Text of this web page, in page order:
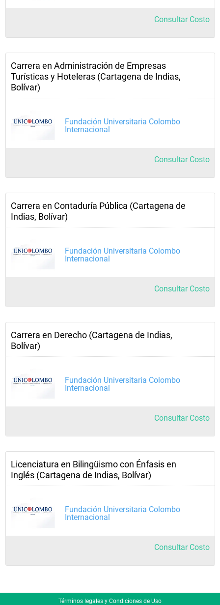
Consultar Costo
Carrera en Administración de Empresas
Turísticas y Hoteleras (Cartagena de Indias,
Bolívar)
Fundación Universitaria Colombo
Internacional
Consultar Costo
Carrera en Contaduría Pública (Cartagena de
Indias, Bolívar)
Fundación Universitaria Colombo
Internacional
Consultar Costo
Carrera en Derecho (Cartagena de Indias,
Bolívar)
Fundación Universitaria Colombo
Internacional
Consultar Costo
Licenciatura en Bilingüismo con Énfasis en
Inglés (Cartagena de Indias, Bolívar)
Fundación Universitaria Colombo
Internacional
Consultar Costo
Términos legales y Condiciones de Uso